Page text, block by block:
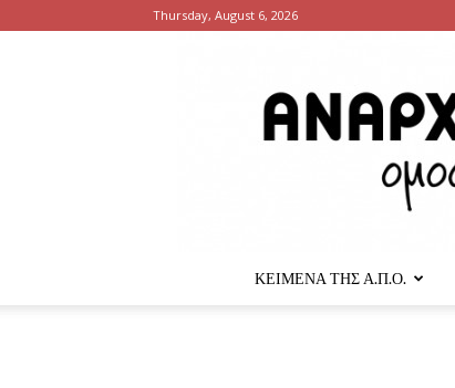
Thursday, August 6, 2026
ΚΕΙΜΕΝΑ ΤΗΣ Α.Π.Ο.